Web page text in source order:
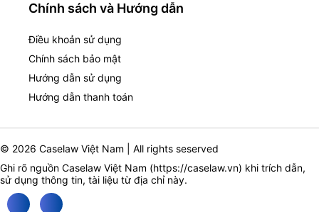
Chính sách và Hướng dẫn
Điều khoản sử dụng
Chính sách bảo mật
Hướng dẫn sử dụng
Hướng dẫn thanh toán
© 2026 Caselaw Việt Nam | All rights seserved
Ghi rõ nguồn Caselaw Việt Nam (https://caselaw.vn) khi trích dẫn,
sử dụng thông tin, tài liệu từ địa chỉ này.